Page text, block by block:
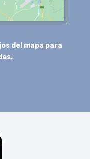
del mapa para